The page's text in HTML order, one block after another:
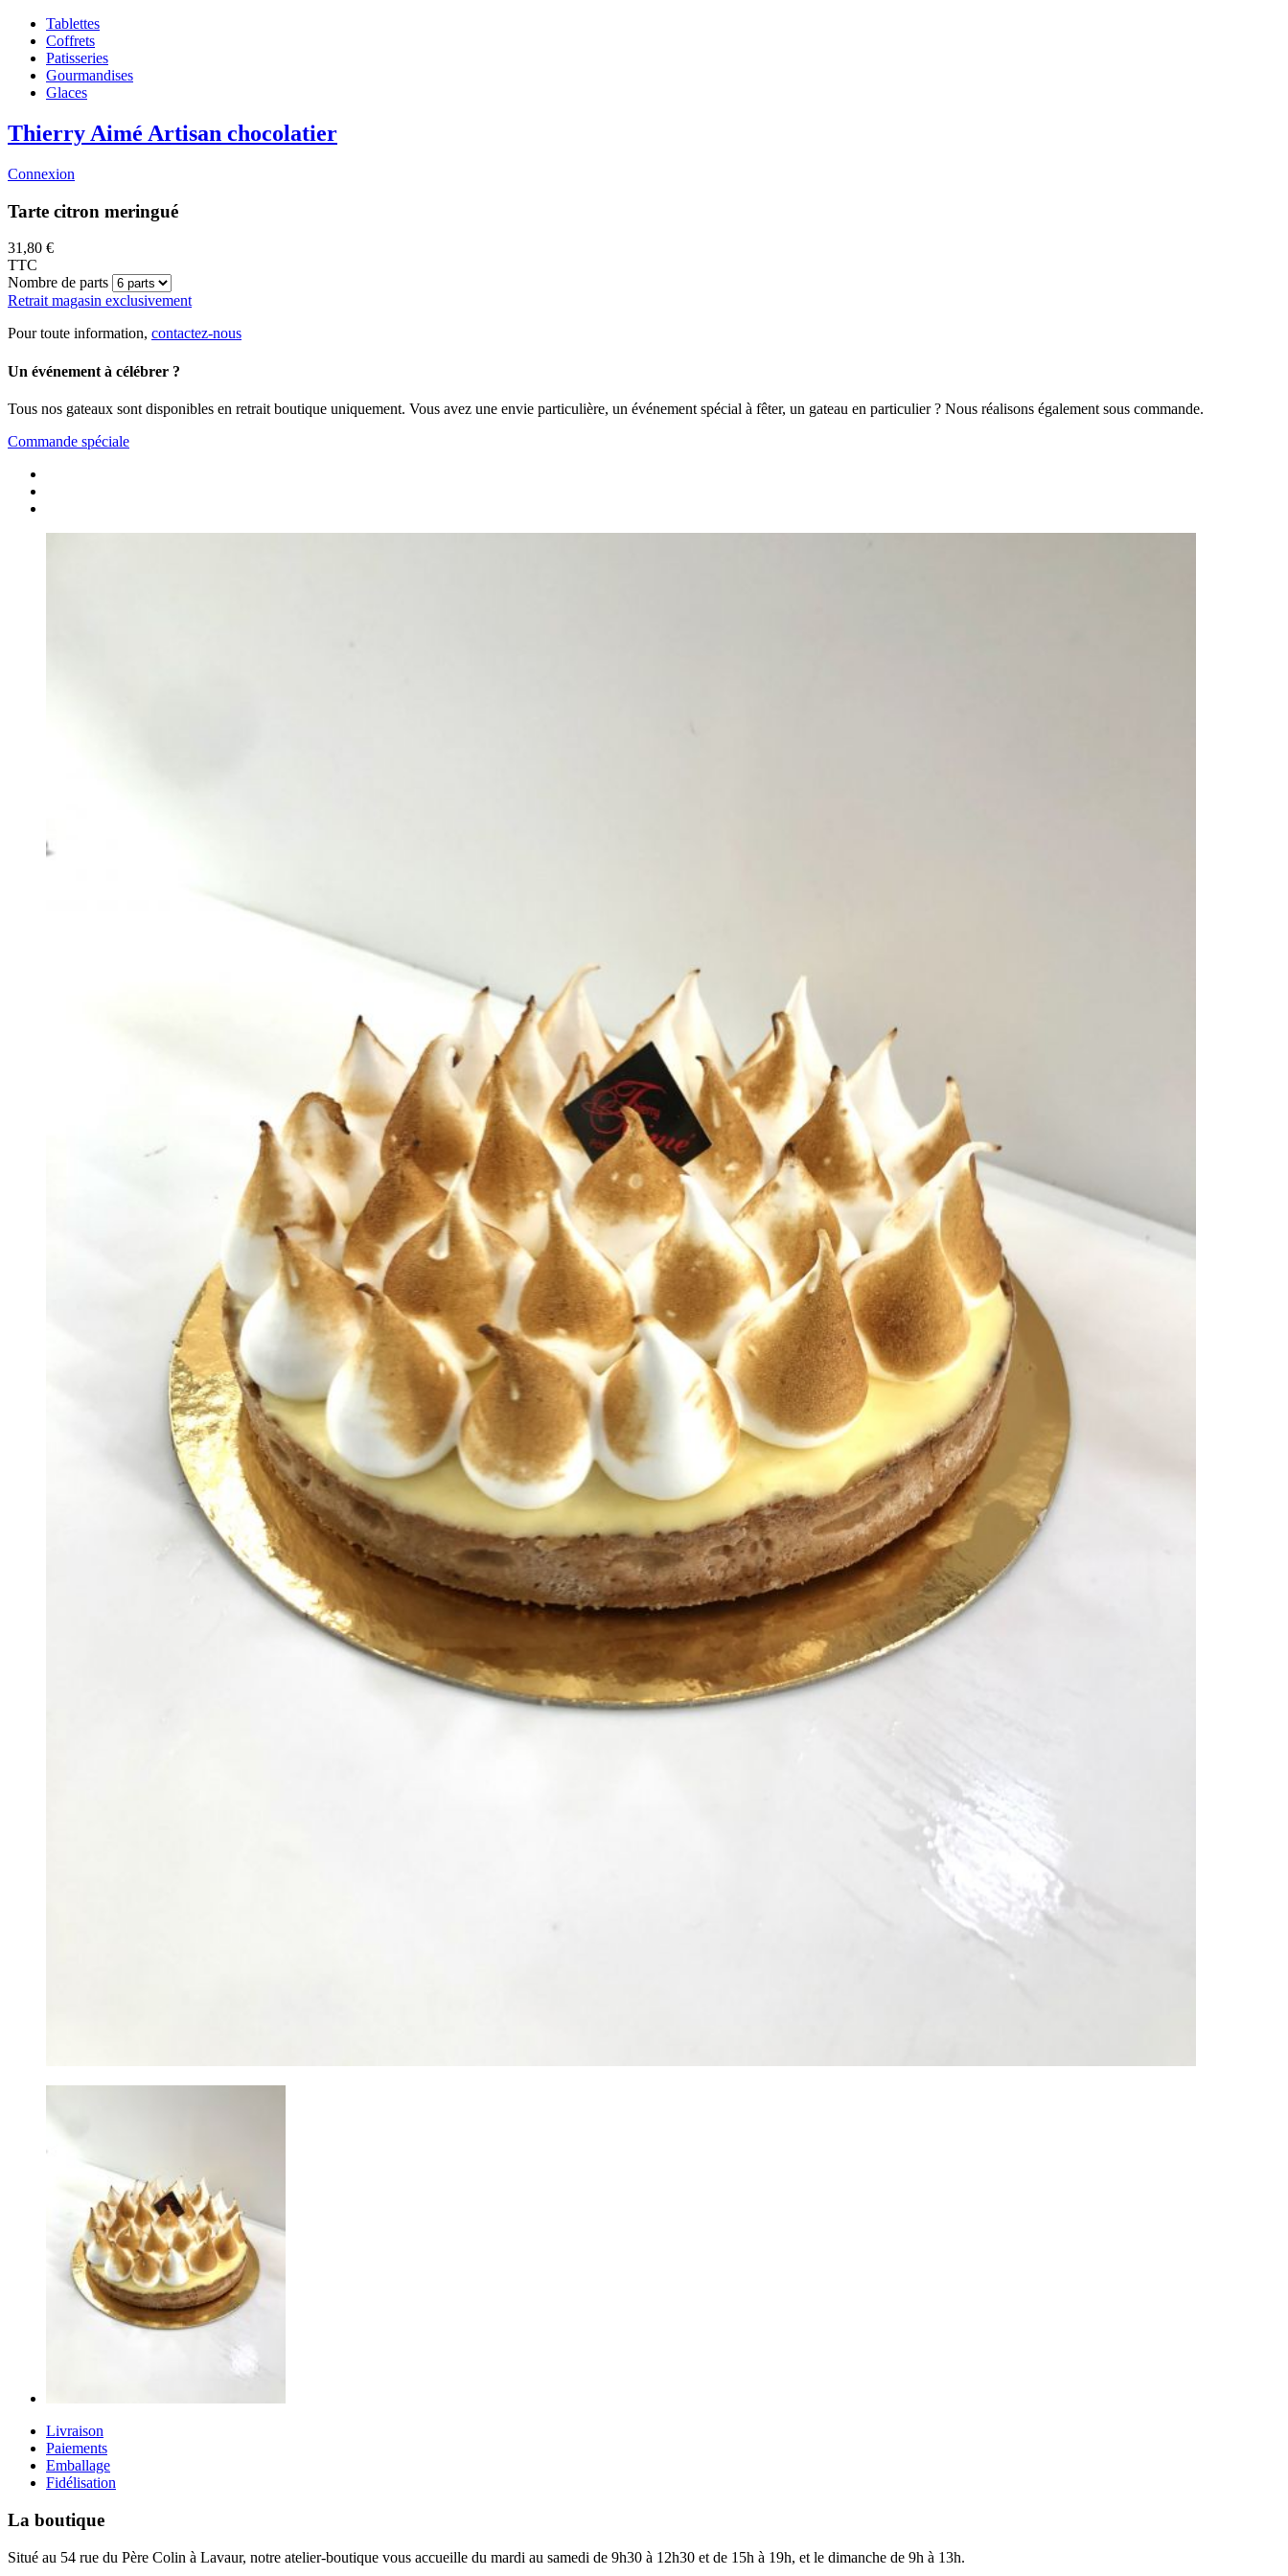
Tablettes
Coffrets
Patisseries
Gourmandises
Glaces
Thierry Aimé Artisan chocolatier
Connexion
Tarte citron meringué
31,80 €
TTC
Nombre de parts
Retrait magasin exclusivement
Pour toute information, contactez-nous
Un événement à célébrer ?
Tous nos gateaux sont disponibles en retrait boutique uniquement. Vous avez une envie particulière, un événement spécial à fêter, un gateau en particulier ? Nous réalisons également sous commande.
Commande spéciale
Livraison
Paiements
Emballage
Fidélisation
La boutique
Situé au 54 rue du Père Colin à Lavaur, notre atelier-boutique vous accueille du mardi au samedi de 9h30 à 12h30 et de 15h à 19h, et le dimanche de 9h à 13h.